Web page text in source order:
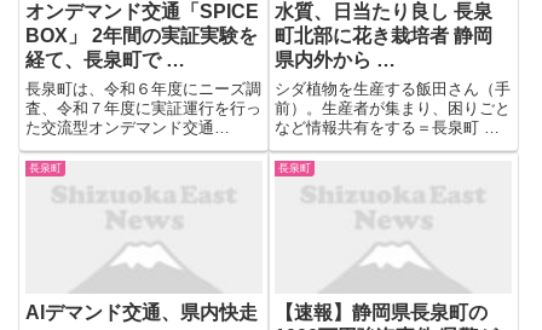
オンデマンド交通「SPICE
BOX」 2年間の実証実験を
経て、長泉町で …
長泉町は、令和６年度にニーズ調
査、令和７年度に実証運行を行っ
た交流型オンデマンド交通
「SPICE BOX」を2026年8月3日
（月）より本格運行開始します。
受託事業者は、実証運行等を請け
負った合同会社うさぎ企画です。
本サービスは、長泉町中...
水質、日当たり良し 長泉
町北部に花き栽培者 静岡
県内外から …
シダ植物を生産する飯田さん（手
前）。生産者が集まり、困りごと
など情報共有をする＝長泉町 長
泉町北部に近年、静岡県内外から
観賞用の花や観葉植物を出荷する
花き栽培者が集まり、生産や販売
を手がけている。水質や日当たり
の良さ、温度変化の少な ...
長泉町
AIデマンド交通、県内快走
長泉町
【速報】静岡県長泉町の